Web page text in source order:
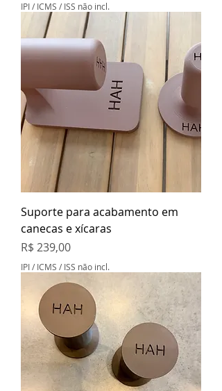
IPI / ICMS / ISS não incl.
Suporte para acabamento em
canecas e xícaras
Preço
R$ 239,00
IPI / ICMS / ISS não incl.